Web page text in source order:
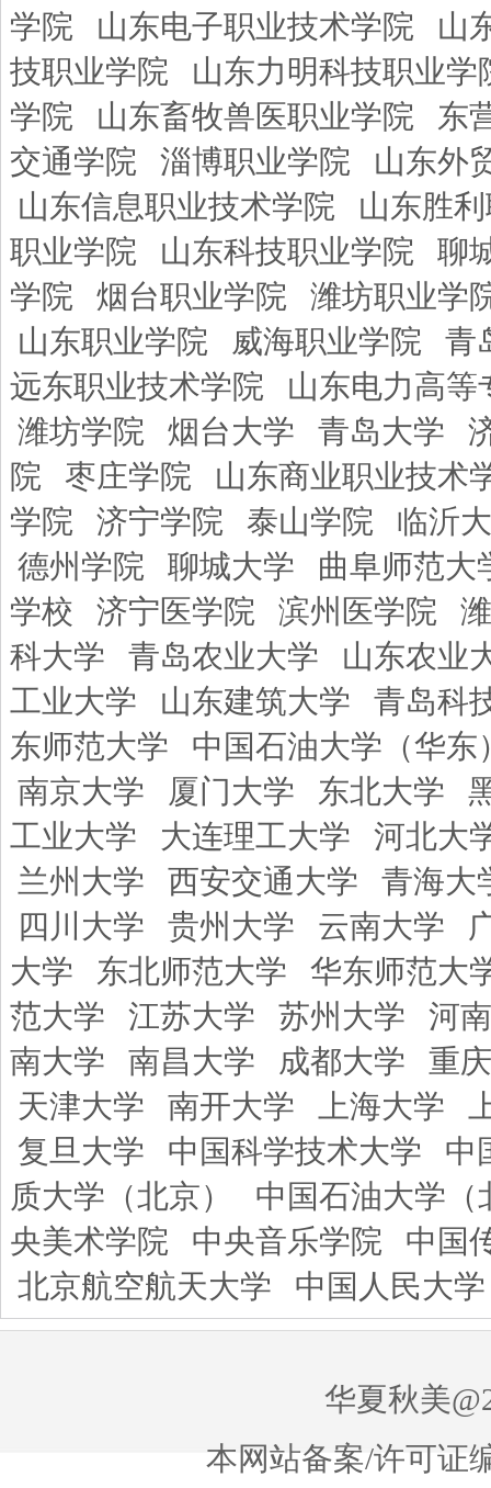
学院
山东电子职业技术学院
山
技职业学院
山东力明科技职业学
学院
山东畜牧兽医职业学院
东
交通学院
淄博职业学院
山东外
山东信息职业技术学院
山东胜
职业学院
山东科技职业学院
聊
学院
烟台职业学院
潍坊职业学
山东职业学院
威海职业学院
青
远东职业技术学院
山东电力高等
潍坊学院
烟台大学 青岛大学
院
枣庄学院
山东商业职业技术
学院
济宁学院 泰山学院
临沂
德州学院
聊城大学
曲阜师范大
学校
济宁医学院 滨州医学院
科大学
青岛农业大学
山东农业
工业大学
山东建筑大学
青岛科
东师范大学
中国石油大学（华东
南京大学
厦门大学 东北大学
工业大学
大连理工大学
河北大
兰州大学
西安交通大学
青海大
四川大学
贵州大学 云南大学
大学
东北师范大学
华东师范大
范大学
江苏大学 苏州大学
河
南大学
南昌大学 成都大学
重
天津大学
南开大学 上海大学
复旦大学
中国科学技术大学
中
质大学（北京）
中国石油大学（
央美术学院
中央音乐学院
中国
北京航空航天大学
中国人民大学
华夏秋美
本网站备案/许可证